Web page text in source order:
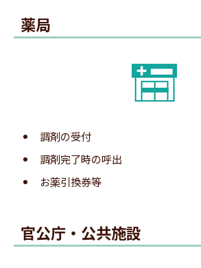
取ります。
み取りしやすいです。
3.メール送信サイト表示
QRコード付きの番号札を発券しま
※画像のQRコードは実際のものではあり
2.QRコード読み取り
薬局
調剤の受付
調剤完了時の呼出
お薬引換券等
官公庁・公共施設